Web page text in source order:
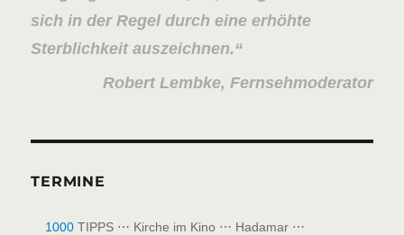
sich in der Regel durch eine erhöhte
Sterblichkeit auszeichnen.
Robert Lembke, Fernsehmoderator
TERMINE
1000 TIPPS ⋯ Kirche im Kino ⋯ Hadamar ⋯